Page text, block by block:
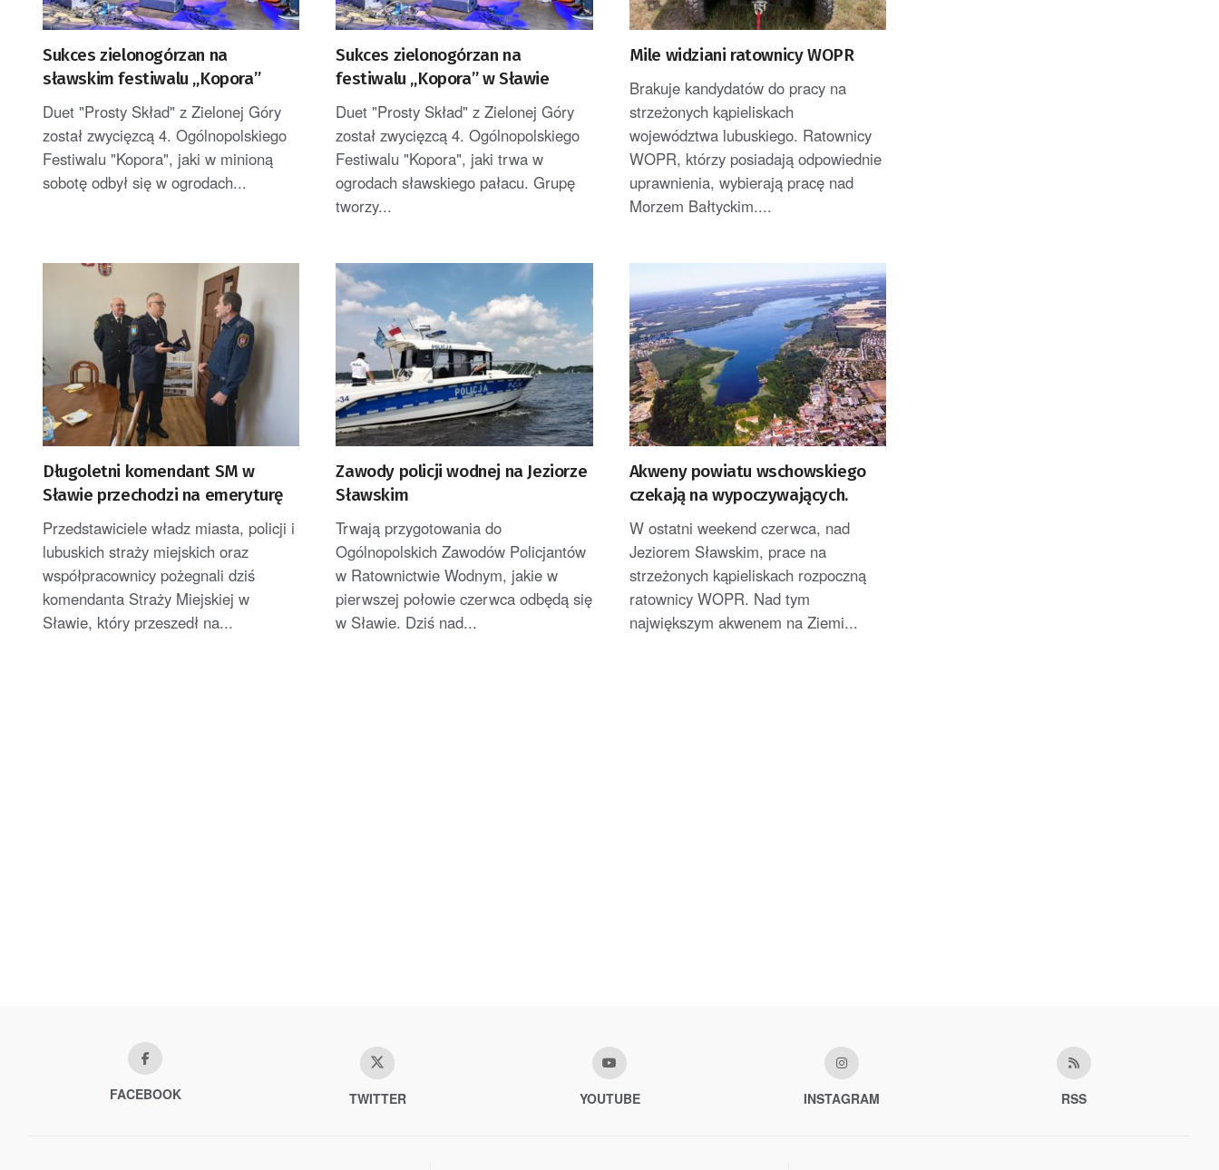
Sukces zielonogórzan na
sławskim festiwalu „Kopora”
Duet "Prosty Skład" z Zielonej Góry
został zwycięzcą 4. Ogólnopolskiego
Festiwalu "Kopora", jaki w minioną
sobotę odbył się w ogrodach...
Sukces zielonogórzan na
festiwalu „Kopora” w Sławie
Duet "Prosty Skład" z Zielonej Góry
został zwycięzcą 4. Ogólnopolskiego
Festiwalu "Kopora", jaki trwa w
ogrodach sławskiego pałacu. Grupę
tworzy...
Mile widziani ratownicy WOPR
Brakuje kandydatów do pracy na
strzeżonych kąpieliskach
województwa lubuskiego. Ratownicy
WOPR, którzy posiadają odpowiednie
uprawnienia, wybierają pracę nad
Morzem Bałtyckim....
Długoletni komendant SM w
Sławie przechodzi na emeryturę
Przedstawiciele władz miasta, policji i
lubuskich straży miejskich oraz
współpracownicy pożegnali dziś
komendanta Straży Miejskiej w
Sławie, który przeszedł na...
Zawody policji wodnej na Jeziorze
Sławskim
Trwają przygotowania do
Ogólnopolskich Zawodów Policjantów
w Ratownictwie Wodnym, jakie w
pierwszej połowie czerwca odbędą się
w Sławie. Dziś nad...
Akweny powiatu wschowskiego
czekają na wypoczywających.
W ostatni weekend czerwca, nad
Jeziorem Sławskim, prace na
strzeżonych kąpieliskach rozpoczną
ratownicy WOPR. Nad tym
największym akwenem na Ziemi...
FACEBOOK TWITTER YOUTUBE INSTAGRAM RSS